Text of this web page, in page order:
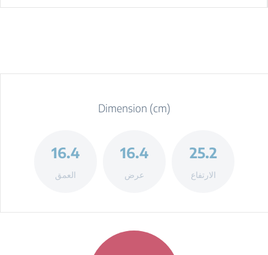
Dimension (cm)
25.2
الارتفاع
16.4
عرض
16.4
العمق